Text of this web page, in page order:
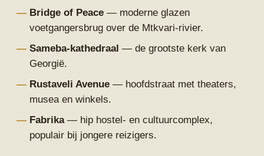
Bridge of Peace — moderne glazen
voetgangersbrug over de Mtkvari-rivier.
Sameba-kathedraal — de grootste kerk van
Georgië.
Rustaveli Avenue — hoofdstraat met theaters,
musea en winkels.
Fabrika— hip hostel- en cultuurcomplex,
populair bij jongere reizigers.